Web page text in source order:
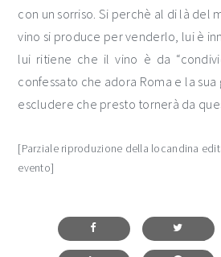
con un sorriso. Si perchè al di là del
vino si produce per venderlo, lui è
lui ritiene che il vino è da
confessato che adora Roma e la
escludere che presto tornerà da
[Parziale riproduzione della locandina
evento]